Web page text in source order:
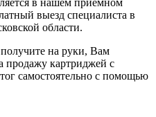
выезд специалиста в
области.
на руки, Вам
продажу картриджей с
самостоятельно с помощью